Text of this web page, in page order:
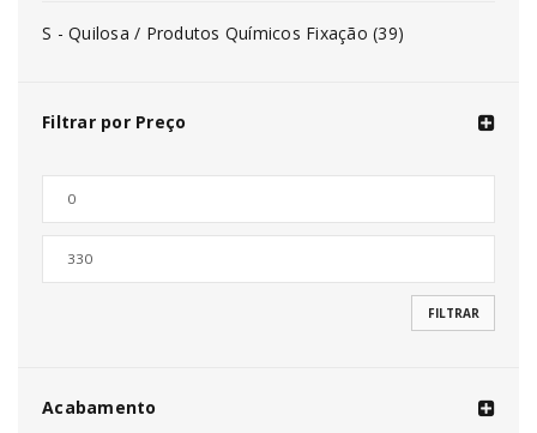
S - Quilosa / Produtos Químicos Fixação (39)
Filtrar por Preço
FILTRAR
Acabamento